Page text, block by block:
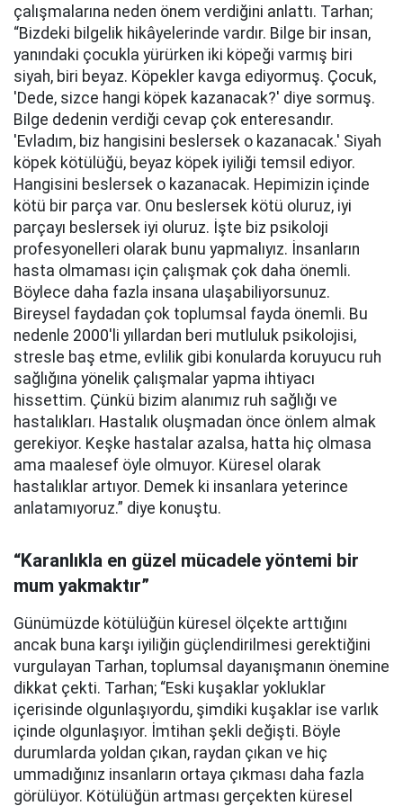
çalışmalarına neden önem verdiğini anlattı. Tarhan;
“Bizdeki bilgelik hikâyelerinde vardır. Bilge bir insan,
yanındaki çocukla yürürken iki köpeği varmış biri
siyah, biri beyaz. Köpekler kavga ediyormuş. Çocuk,
'Dede, sizce hangi köpek kazanacak?' diye sormuş.
Bilge dedenin verdiği cevap çok enteresandır.
'Evladım, biz hangisini beslersek o kazanacak.' Siyah
köpek kötülüğü, beyaz köpek iyiliği temsil ediyor.
Hangisini beslersek o kazanacak. Hepimizin içinde
kötü bir parça var. Onu beslersek kötü oluruz, iyi
parçayı beslersek iyi oluruz. İşte biz psikoloji
profesyonelleri olarak bunu yapmalıyız. İnsanların
hasta olmaması için çalışmak çok daha önemli.
Böylece daha fazla insana ulaşabiliyorsunuz.
Bireysel faydadan çok toplumsal fayda önemli. Bu
nedenle 2000'li yıllardan beri mutluluk psikolojisi,
stresle baş etme, evlilik gibi konularda koruyucu ruh
sağlığına yönelik çalışmalar yapma ihtiyacı
hissettim. Çünkü bizim alanımız ruh sağlığı ve
hastalıkları. Hastalık oluşmadan önce önlem almak
gerekiyor. Keşke hastalar azalsa, hatta hiç olmasa
ama maalesef öyle olmuyor. Küresel olarak
hastalıklar artıyor. Demek ki insanlara yeterince
anlatamıyoruz.” diye konuştu.
“Karanlıkla en güzel mücadele yöntemi bir
mum yakmaktır”
Günümüzde kötülüğün küresel ölçekte arttığını
ancak buna karşı iyiliğin güçlendirilmesi gerektiğini
vurgulayan Tarhan, toplumsal dayanışmanın önemine
dikkat çekti. Tarhan; “Eski kuşaklar yokluklar
içerisinde olgunlaşıyordu, şimdiki kuşaklar ise varlık
içinde olgunlaşıyor. İmtihan şekli değişti. Böyle
durumlarda yoldan çıkan, raydan çıkan ve hiç
ummadığınız insanların ortaya çıkması daha fazla
görülüyor. Kötülüğün artması gerçekten küresel